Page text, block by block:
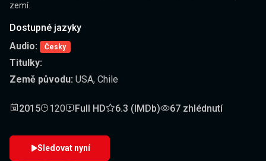
zemí.
Dostupné jazyky
Audio:
Česky
Titulky:
Země původu: USA, Chile
2015 120 Full HD 6.3 (IMDb) 67 zhlédnutí
Sledovat nyní